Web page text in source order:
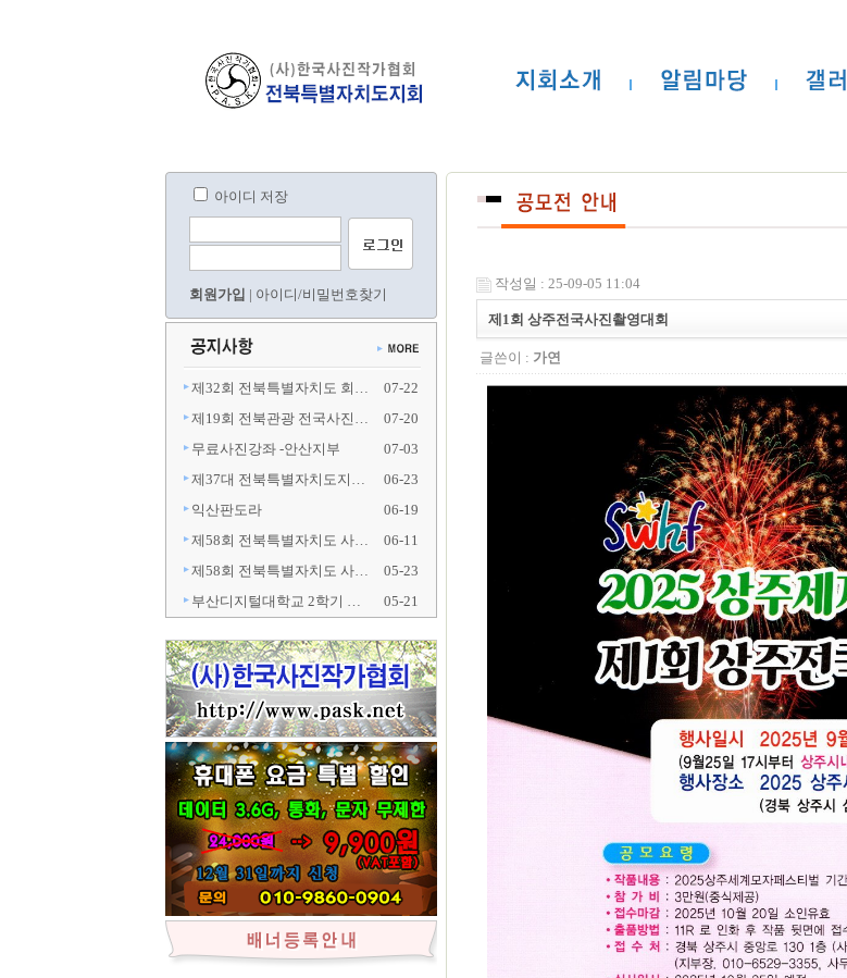
아이디 저장
회원가입 | 아이디/비밀번호찾기
제32회 전북특별자치도 회…
07-22
제19회 전북관광 전국사진…
07-20
무료사진강좌 -안산지부
07-03
제37대 전북특별자치도지…
06-23
익산판도라
06-19
제58회 전북특별자치도 사…
06-11
제58회 전북특별자치도 사…
05-23
부산디지털대학교 2학기 …
05-21
작성일 : 25-09-05 11:04
제1회 상주전국사진촬영대회
글쓴이 : 가연